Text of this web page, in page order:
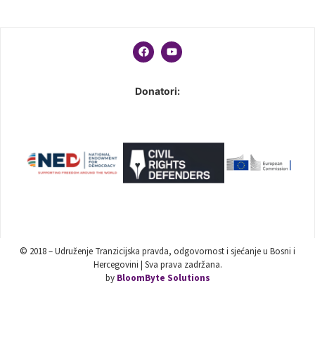
Donatori:
© 2018 – Udruženje Tranzicijska pravda, odgovornost i sjećanje u Bosni i
Hercegovini | Sva prava zadržana.
by BloomByte Solutions